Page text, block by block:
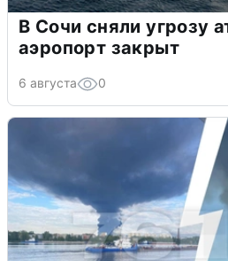
В Сочи сняли угрозу
аэропорт закрыт
6 августа 0